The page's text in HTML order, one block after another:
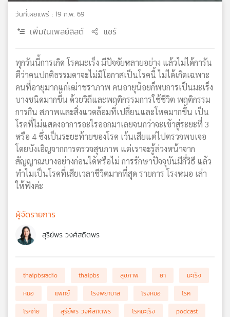
แผนที่
วิทยุ
เครือ
วันที่เผยแพร่ : 19 ก.พ. 69
เพิ่มในเพลย์ลิสต์ แชร์
ทุกวันนี้การเกิด โรคมะเร็ง มีปัจจัยหลายอย่าง แล้วไม่ได้การัน
ตีว่าคนปกติธรรมดาจะไม่มีโอกาสเป็นโรคนี้ ไม่ได้เกิดเฉพาะ
คนที่อายุมากแก่เฒ่าชราภาพ คนอายุน้อยก็พบการเป็นมะเร็ง
บางชนิดมากขึ้น ด้วยวิถีและพฤติกรรมการใช้ชีวิต พฤติกรรม
การกิน สภาพและสิ่งแวดล้อมที่เปลี่ยนและโหดมากขึ้น เป็น
โรคที่ไม่แสดงอาการอะไรออกมาเลยจนกว่าจะเข้าสู่ระยะที่ 3
หรือ 4 ซึ่งเป็นระยะท้ายของโรค เว้นเสียแต่ไปตรวจพบเจอ
โดยบังเอิญจากการตรวจสุขภาพ แต่เราจะรู้ล่วงหน้าจาก
สัญญาณบางอย่างก่อนได้หรือไม่ การรักษาปัจจุบันมีกี่วิธี แล้ว
ทำไมเป็นโรคที่เสียเวลาชีวิตมากที่สุด รายการ โรงหมอ เล่า
ให้ฟังค่ะ
ผู้จัดรายการ
สุรีย์พร วงศ์สถิตพร
thaipbsradio thaipbs สุขภาพ ยา
มะเร็ง
หมอ
แพทย์ โรงพยาบาล โรงหมอ
โรค
โรคภัย
สุรีย์พร วงศ์สถิตพร โรคมะเร็ง
podcast